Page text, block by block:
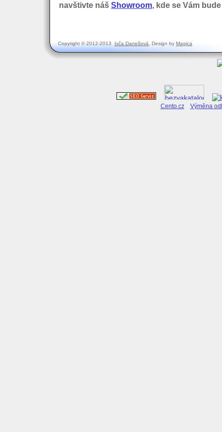
navštivte náš Showroom, kde se Vám
Copyright © 2012-2013 Ivča Danešová , Design by Magica
Cento.cz Výměna